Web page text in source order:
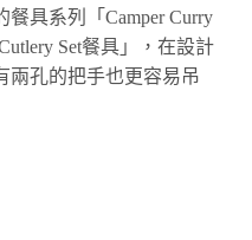
餐具系列「 Camper Curry
Set餐具」，在設計
兩孔的把手也更容易吊